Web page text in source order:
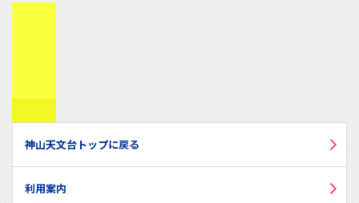
神山天文台トップに戻る
利用案内